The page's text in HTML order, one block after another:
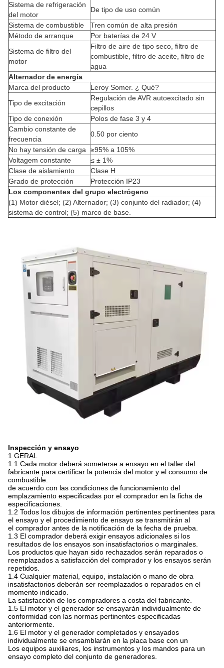
Sistema de refrigeración
del motor
De tipo de uso común
Sistema de combustible
Tren común de alta presión
Método de arranque
Por baterías de 24 V
Sistema de filtro del
motor
Filtro de aire de tipo seco, filtro de
combustible, filtro de aceite, filtro de
agua
Alternador de energía
Marca del producto
Leroy Somer. ¿ Qué?
Tipo de excitación
Regulación de AVR autoexcitado sin
cepillos
Tipo de conexión
Polos de fase 3 y 4
Cambio constante de
frecuencia
0.50 por ciento
No hay tensión de carga
≥95% a 105%
Voltagem constante
≤ ± 1%
Clase de aislamiento
Clase H
Grado de protección
Protección IP23
Los componentes del grupo electrógeno
(1) Motor diésel; (2) Alternador; (3) conjunto del radiador; (4)
sistema de control; (5) marco de base.
Inspección y ensayo
1 GERAL
1.1 Cada motor deberá someterse a ensayo en el taller del
fabricante para certificar la potencia del motor y el consumo de
combustible.
de acuerdo con las condiciones de funcionamiento del
emplazamiento especificadas por el comprador en la ficha de
especificaciones.
1.2 Todos los dibujos de información pertinentes pertinentes para
el ensayo y el procedimiento de ensayo se transmitirán al
el comprador antes de la notificación de la fecha de prueba.
1.3 El comprador deberá exigir ensayos adicionales si los
resultados de los ensayos son insatisfactorios o marginales.
Los productos que hayan sido rechazados serán reparados o
reemplazados a satisfacción del comprador y los ensayos serán
repetidos.
1.4 Cualquier material, equipo, instalación o mano de obra
insatisfactorios deberán ser reemplazados o reparados en el
momento indicado.
La satisfacción de los compradores a costa del fabricante.
1.5 El motor y el generador se ensayarán individualmente de
conformidad con las normas pertinentes especificadas
anteriormente.
1.6 El motor y el generador completados y ensayados
individualmente se ensamblarán en la placa base con un
Los equipos auxiliares, los instrumentos y los mandos para un
ensayo completo del conjunto de generadores.